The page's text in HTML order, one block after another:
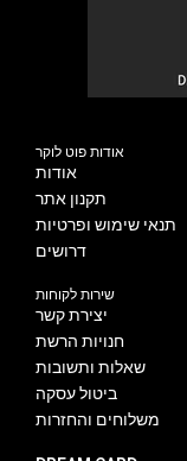
אודות פוט לוקר
אודות
תקנון אתר
תנאי שימוש ופרטיות
דרושים
שירות לקוחות
יצירת קשר
חנויות הרשת
שאלות ותשובות
ביטול עסקה
משלוחים והחזרות